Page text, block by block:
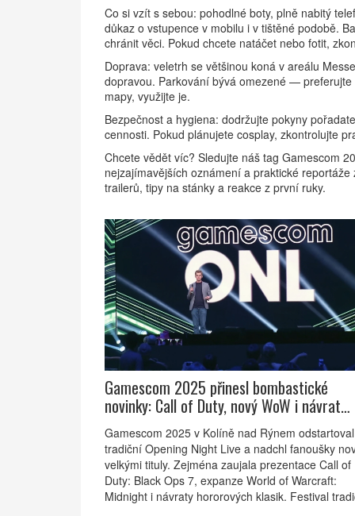
Co si vzít s sebou: pohodlné boty, plně nabitý
důkaz o vstupence v mobilu i v tištěné podobě.
chránit věci. Pokud chcete natáčet nebo fotit,
Doprava: veletrh se většinou koná v areálu
dopravou. Parkování bývá omezené —
mapy, využijte je.
Bezpečnost a hygiena: dodržujte pokyny
cennosti. Pokud plánujete cosplay, zkontrolujte
Chcete vědět víc? Sledujte náš tag Gamescom
nejzajímavějších oznámení a praktické
trailerů, tipy na stánky a reakce z první ruky.
Gamescom 2025 přinesl bombastické
novinky: Call of Duty, nový WoW i návrat
hororů
Gamescom 2025 v Kolíně nad Rýnem odstartoval
tradiční Opening Night Live a nadchl fanoušky
velkými tituly. Zejména zaujala prezentace Call of
Duty: Black Ops 7, expanze World of Warcraft:
Midnight i návraty hororových klasik. Festival